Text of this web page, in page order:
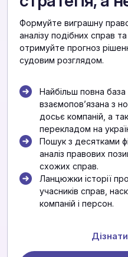
Формуйте виграшну
аналізу подібних справ
отримуйте прогноз
судовим розглядом.
Найбільш повна база
взаємоповʼязана з
досьє компаній, а
перекладом на
Пошук з десятками
аналіз правових
схожих справ.
Ланцюжки історії
учасників справ,
компаній і персон.